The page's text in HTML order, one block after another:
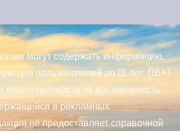
могут содержать информацию,
для пользователей до 16 лет. (16+)
ответственности за достоверность
в рекламных
не предоставляет справочной